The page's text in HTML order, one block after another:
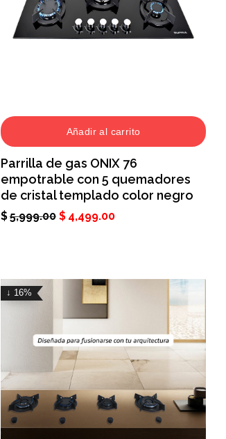
Añadir al carrito
Parrilla de gas ONIX 76
empotrable con 5 quemadores
de cristal templado color negro
$5,999.00 $ 4,499.00
↓ 16%